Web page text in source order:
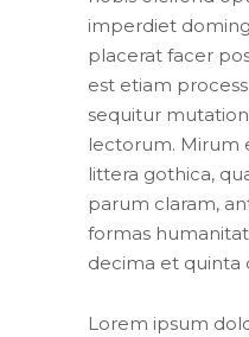
imperdiet
placerat facer
est etiam
sequitur
lectorum. Mirum
littera gothica,
parum claram,
formas
decima et quinta
Lorem ipsum